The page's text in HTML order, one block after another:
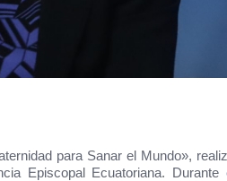
para Sanar el Mundo»,
Episcopal Ecuatoriana.